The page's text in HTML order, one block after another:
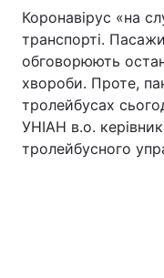
Коронавірус «на
транспорті.
обговорюють
хвороби. Проте,
тролейбусах
УНІАН в.о.
тролейбусного